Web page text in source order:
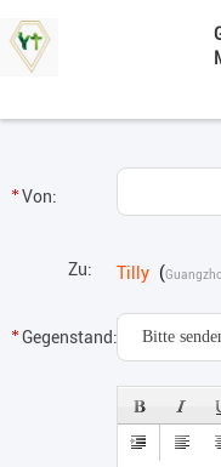
Von:
Zu: Tilly (
Login : 9 Stunden
Gegenstand: